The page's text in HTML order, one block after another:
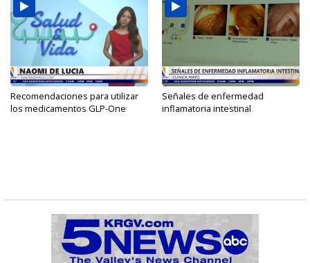
Recomendaciones para utilizar
los medicamentos GLP-One
Señales de enfermedad
inflamatoria intestinal